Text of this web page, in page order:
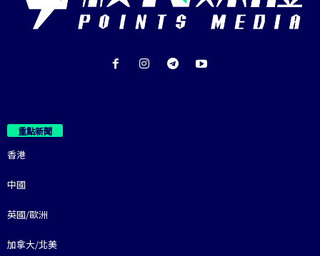
重點新聞
香港
中國
英國/歐洲
加拿大/北美